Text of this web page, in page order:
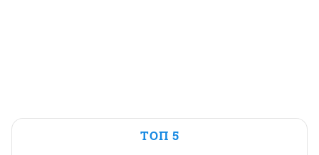
ТОП 5